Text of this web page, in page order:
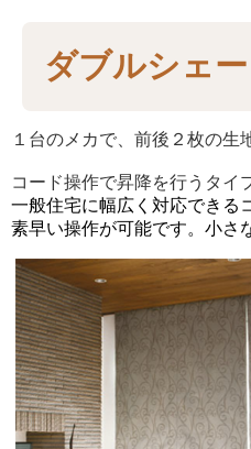
ダブルシェー
１台のメカで、前後２枚の生
コード操作で昇降を行うタイ
一般住宅に幅広く対応できる
素早い操作が可能です。小さ